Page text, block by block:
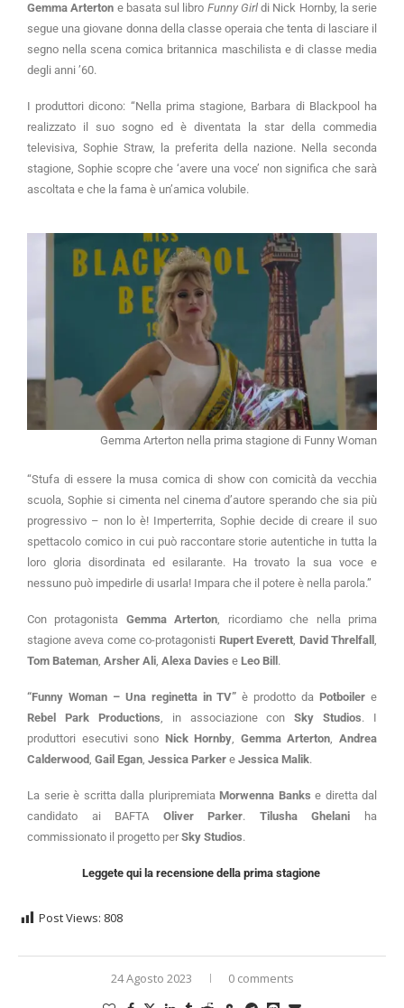
Gemma Arterton e basata sul libro Funny Girldi Nick Hornby, la serie
segue una giovane donna della classe operaia che tenta di lasciare il
segno nella scena comica britannica maschilista e di classe media
degli anni ’60.
I produttori dicono: “Nella prima stagione, Barbara di Blackpool ha
realizzato il suo sogno ed è diventata la star della commedia
televisiva, Sophie Straw, la preferita della nazione. Nella seconda
stagione, Sophie scopre che ‘avere una voce’ non significa che sarà
ascoltata e che la fama è un’amica volubile.
Gemma Arterton nella prima stagione di Funny Woman
“Stufa di essere la musa comica di show con comicità da vecchia
scuola, Sophie si cimenta nel cinema d’autore sperando che sia più
progressivo – non lo è! Imperterrita, Sophie decide di creare il suo
spettacolo comico in cui può raccontare storie autentiche in tutta la
loro gloria disordinata ed esilarante. Ha trovato la sua voce e
nessuno può impedirle di usarla! Impara che il potere è nella parola.”
Con protagonista Gemma Arterton, ricordiamo che nella prima
stagione aveva come co-protagonisti Rupert Everett, David Threlfall,
Tom Bateman, Arsher Ali, Alexa Davies e Leo Bill .
“Funny Woman – Una reginetta in TV” è prodotto da Potboiler e
Rebel Park Productions, in associazione conSky Studios. I
produttori esecutivi sono Nick Hornby, Gemma Arterton,Andrea
Calderwood, Gail Egan, Jessica Parker e Jessica Malik.
La serie è scritta dalla pluripremiata Morwenna Banks e diretta dal
candidato ai BAFTA Oliver Parker. Tilusha Ghelani ha
commissionato il progetto perSky Studios.
Leggete qui la recensione della prima stagione
Post Views: 808
24 Agosto 2023 0 comments